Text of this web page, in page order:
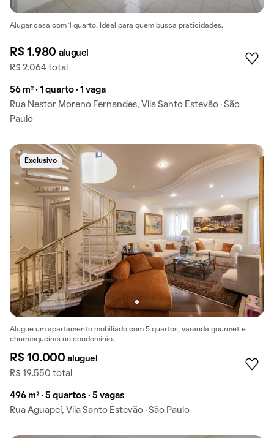
Alugar casa com 1 quarto. Ideal para quem busca praticidades.
R$ 1.980 aluguel
R$ 2.064 total
56 m² · 1 quarto · 1 vaga
Rua Nestor Moreno Fernandes, Vila Santo Estevão · São
Paulo
Exclusivo
Alugue um apartamento mobiliado com 5 quartos, varanda gourmet e
churrasqueiras no condomínio.
R$ 10.000aluguel
R$ 19.550 total
496 m² · 5 quartos · 5 vagas
Rua Aguapeí, Vila Santo Estevão · São Paulo